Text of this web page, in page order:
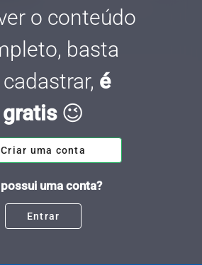
o conteúdo
basta
é
gratis😉
Criar uma conta
uma conta?
Entrar